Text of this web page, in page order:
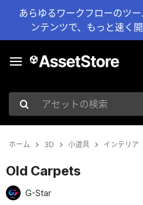
あらゆるワークフローのツ
ンテンツで、もっと速く
アセットの検索
ホーム 3D 小道具 インテリア
Old Carpets
G-Star